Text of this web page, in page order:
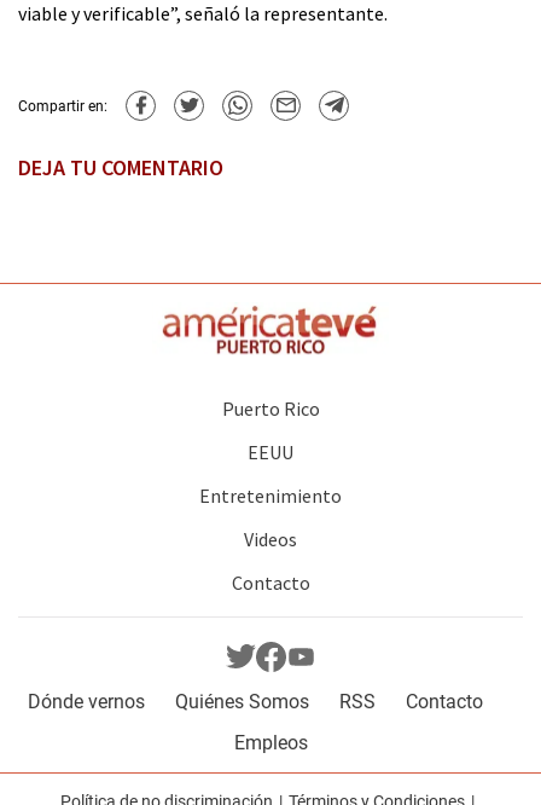
viable y verificable”, señaló la representante.
Compartir en:
DEJA TU COMENTARIO
Puerto Rico
EEUU
Entretenimiento
Videos
Contacto
Dónde vernos Quiénes Somos RSS
Contacto
Empleos